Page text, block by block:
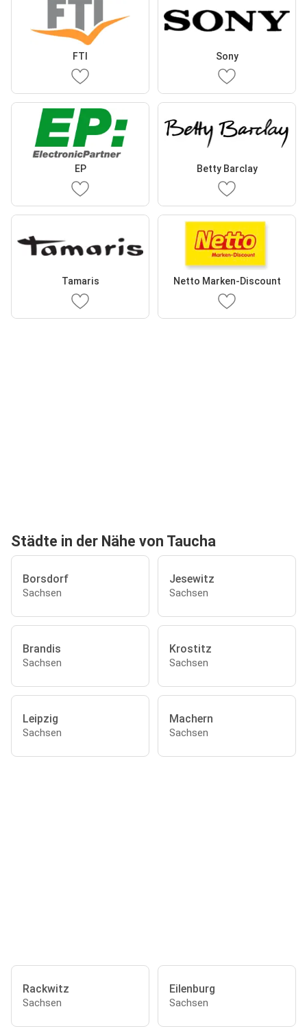
FTI Sony
EP Betty Barclay
Tamaris Netto Marken-Discount
Städte in der Nähe von Taucha
Borsdorf
Sachsen
Jesewitz
Sachsen
Brandis
Sachsen
Krostitz
Sachsen
Leipzig
Sachsen
Machern
Sachsen
Rackwitz
Sachsen
Eilenburg
Sachsen